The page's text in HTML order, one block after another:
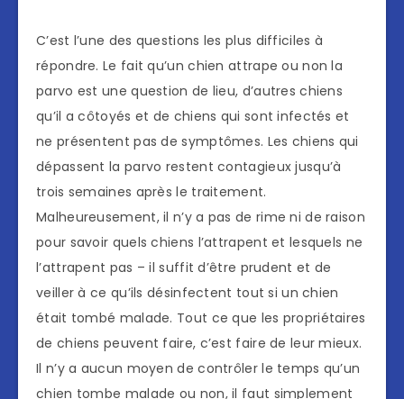
C’est l’une des questions les plus difficiles à
répondre. Le fait qu’un chien attrape ou non la
parvo est une question de lieu, d’autres chiens
qu’il a côtoyés et de chiens qui sont infectés et
ne présentent pas de symptômes. Les chiens qui
dépassent la parvo restent contagieux jusqu’à
trois semaines après le traitement.
Malheureusement, il n’y a pas de rime ni de raison
pour savoir quels chiens l’attrapent et lesquels ne
l’attrapent pas – il suffit d’être prudent et de
veiller à ce qu’ils désinfectent tout si un chien
était tombé malade. Tout ce que les propriétaires
de chiens peuvent faire, c’est faire de leur mieux.
Il n’y a aucun moyen de contrôler le temps qu’un
chien tombe malade ou non, il faut simplement